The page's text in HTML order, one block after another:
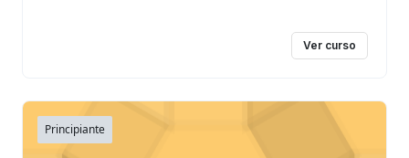
Ver curso
Principiante